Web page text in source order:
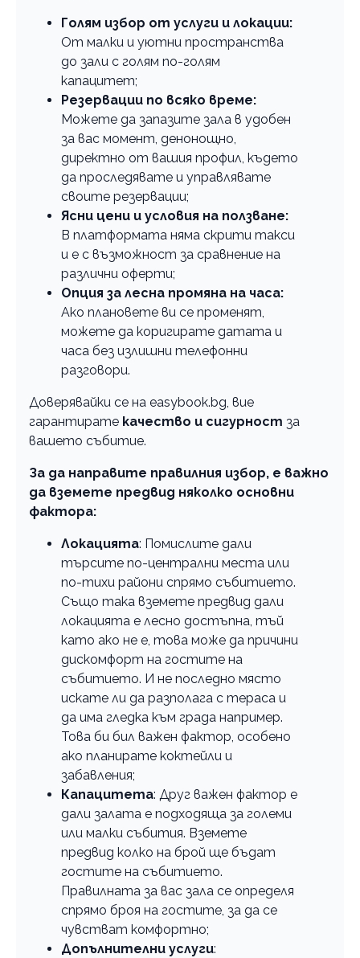
Голям избор от услуги и локации:
От малки и уютни пространства
до зали с голям по-голям
капацитет;
Резервации по всяко време:
Можете да запазите зала в удобен
за вас момент, денонощно,
директно от вашия профил, където
да проследявате и управлявате
своите резервации;
Ясни цени и условия на ползване:
В платформата няма скрити такси
и е с възможност за сравнение на
различни оферти;
Опция за лесна промяна на часа:
Ако плановете ви се променят,
можете да коригирате датата и
часа без излишни телефонни
разговори.
Доверявайки се на easybook.bg, вие
гарантирате качество и сигурност за
вашето събитие.
За да направите правилния избор, е важно
да вземете предвид няколко основни
фактора:
Локацията: Помислите дали
търсите по-централни места или
по-тихи райони спрямо събитието.
Също така вземете предвид дали
локацията е лесно достъпна, тъй
като ако не е, това може да причини
дискомфорт на гостите на
събитието. И не последно място
искате ли да разполага с тераса и
да има гледка към града например.
Това би бил важен фактор, особено
ако планирате коктейли и
забавления;
Капацитета: Друг важен фактор е
дали залата е подходяща за големи
или малки събития. Вземете
предвид колко на брой ще бъдат
гостите на събитието.
Правилната за вас зала се определя
спрямо броя на гостите, за да се
чувстват комфортно;
Допълнителни услуги: